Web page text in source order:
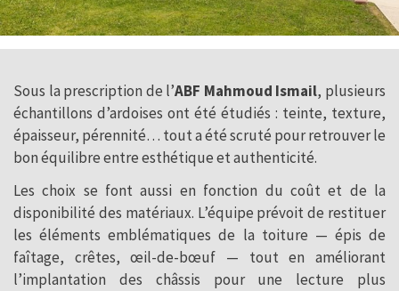
Sous la prescription de l’ABF Mahmoud Ismail, plusieurs
échantillons d’ardoises ont été étudiés : teinte, texture,
épaisseur, pérennité… tout a été scruté pour retrouver le
bon équilibre entre esthétique et authenticité.
Les choix se font aussi en fonction du coût et de la
disponibilité des matériaux. L’équipe prévoit de restituer
les éléments emblématiques de la toiture — épis de
faîtage, crêtes, œil-de-bœuf — tout en améliorant
l’implantation des châssis pour une lecture plus